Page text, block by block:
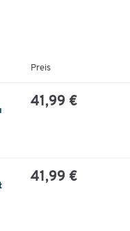
Preis
41,99 €
41,99 €